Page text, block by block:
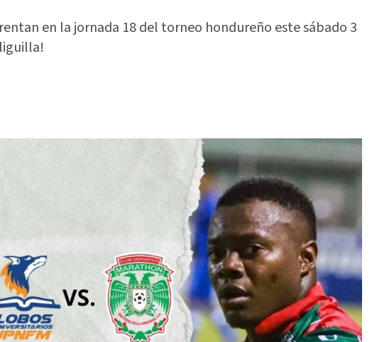
en la jornada 18 del torneo hondureño este sábado 3